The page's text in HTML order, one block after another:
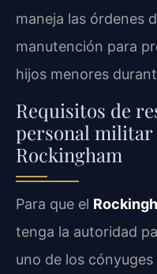
maneja las órdenes
manutención para
hijos menores
Requisitos de
personal militar
Rockingham
Para que el
tenga la autoridad
uno de los